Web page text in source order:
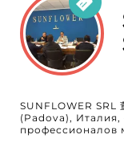
доставки.
выбрать
потребности
требованиям рынка. Присоединяйтесь
довольных
воспользуйтесь
AndesOrganic вы
продукцию
шанс усилить
SUNFLOWER
(Padova),
профессионалов